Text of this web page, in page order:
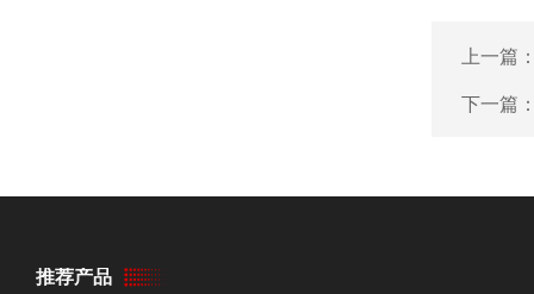
上一篇
下一篇
推荐产品